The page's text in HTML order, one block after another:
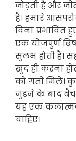
जोड़ती है और
है। हमारे
विना
एक योजपुर्ण
सुलभ होती है।
खुद ही करना
को गती मिले।
जुड़ने के बाद
यह एक
चाहिए।